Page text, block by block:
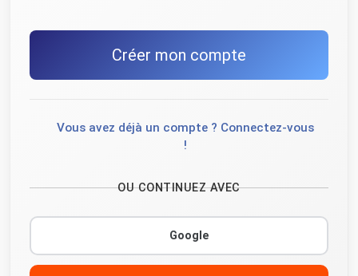
Créer mon compte
Vous avez déjà un compte ? Connectez-vous
!
OU CONTINUEZ AVEC
Google